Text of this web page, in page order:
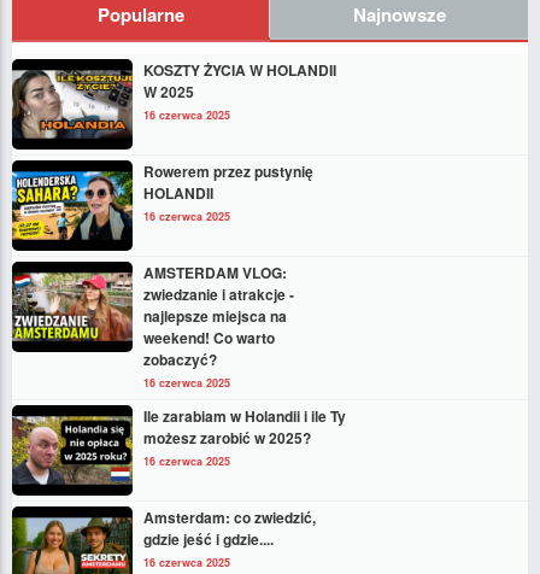
Popularne Najnowsze
KOSZTY ŻYCIA W HOLANDII
W 2025
16 czerwca 2025
Rowerem przez pustynię
HOLANDII
16 czerwca 2025
AMSTERDAM VLOG:
zwiedzanie i atrakcje -
najlepsze miejsca na
weekend! Co warto
zobaczyć?
16 czerwca 2025
Ile zarabiam w Holandii i ile Ty
możesz zarobić w 2025?
16 czerwca 2025
Amsterdam: co zwiedzić,
gdzie jeść i gdzie....
16 czerwca 2025